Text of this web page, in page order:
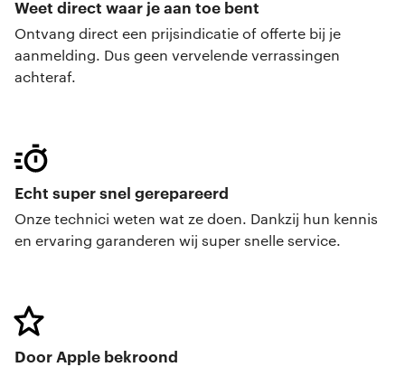
Weet direct waar je aan toe bent
Ontvang direct een prijsindicatie of offerte bij je
aanmelding. Dus geen vervelende verrassingen
achteraf.
Echt super snel gerepareerd
Onze technici weten wat ze doen. Dankzij hun kennis
en ervaring garanderen wij super snelle service.
Door Apple bekroond